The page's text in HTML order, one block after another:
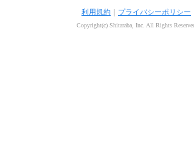
利用規約 プライバシーポリシー
Copyright(c) Shitaraba, Inc. All Rights